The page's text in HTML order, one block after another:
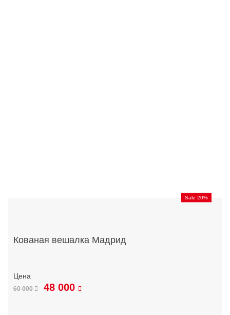
Sale 20%
Кованая вешалка Мадрид
60 000 48 000